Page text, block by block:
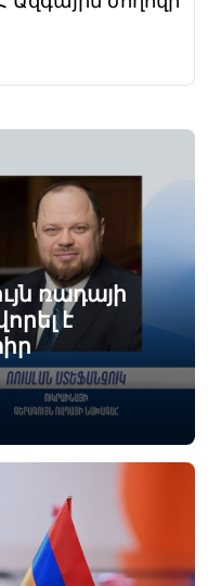
ռադայի
է